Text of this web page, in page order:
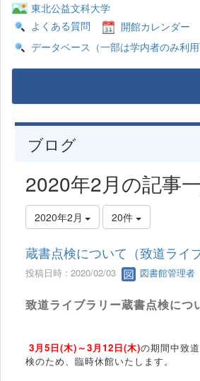
東北公益文科大学
よくある質問
開館カレンダー
データベース（一部は学内者のみ利用
ブログ
2020年2月の記事
2020年2月 20件
蔵書点検について（致道ライ
投稿日時 : 2020/02/03 図書館管理者
致道ライブラリー蔵書点検につ
3月5日(木)～3月12日(木)の期間中致
検のため、臨時休館いたします。